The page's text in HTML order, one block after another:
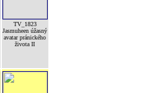
TV_1823
Jasmuheen úžasný
avatar pránického
života II